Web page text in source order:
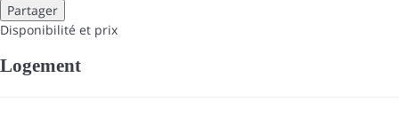
Partager
Disponibilité et prix
Logement